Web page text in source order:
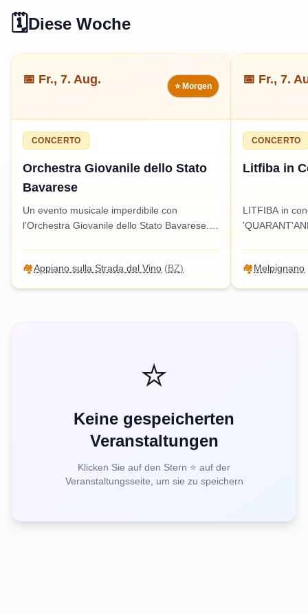
🗓️Diese Woche
📅 Fr., 7. Aug. ⭐ Morgen
CONCERTO
Orchestra Giovanile dello Stato
Bavarese
Un evento musicale imperdibile con
l'Orchestra Giovanile dello Stato Bavarese.
straordinarie.
🏘️Appiano sulla Strada del Vino (BZ)
📅 Fr., 7.
CONCERTO
Litfiba in
LITFIBA in
🏘️Melpignano
⭐
Keine gespeicherten
Veranstaltungen
Klicken Sie auf den Stern ⭐ auf der
Veranstaltungsseite, um sie zu speichern